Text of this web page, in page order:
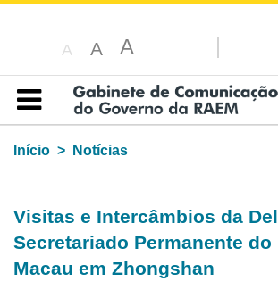
A A A
Índice
Início
Notícias
Visitas e Intercâmbios da
Secretariado Permanente do
Macau em Zhongshan